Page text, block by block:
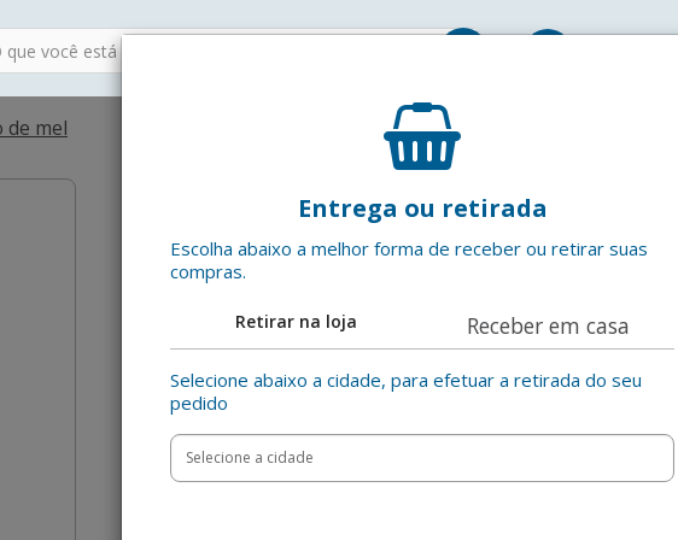
Entrega ou retirada
Escolha abaixo a melhor forma de receber ou retirar suas
compras.
Retirar na loja Receber em casa
Selecione abaixo a cidade, para efetuar a retirada do seu
pedido
de mel
Pão de Mel Panco Pacote 500g
Add
to
cart
Product
ActionsAdicionar